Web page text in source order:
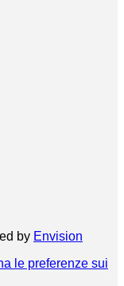
by Envision
le preferenze sui